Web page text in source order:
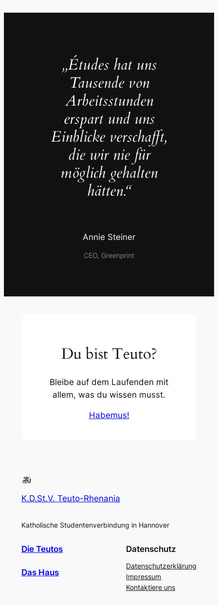
„Études hat uns
Tausende von
Arbeitsstunden
erspart und uns
Einblicke verschafft,
die wir nie für
möglich gehalten
hätten.“
Annie Steiner
CEO, Greenprint
Du bist Teuto?
Bleibe auf dem Laufenden mit
allem, was du wissen musst.
Habemus!
K.D.St.V. Teuto-Rhenania
Katholische Studentenverbindung in Hannover
Die Teutos
Das Haus
Datenschutz
Datenschutzerklärung
Impressum
Kontaktiere uns